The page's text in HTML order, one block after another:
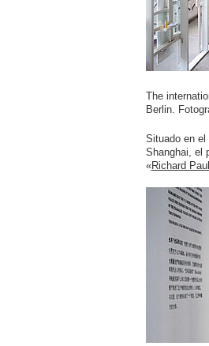
The
Berlin.
Situado en
Shanghai, el
«Richard